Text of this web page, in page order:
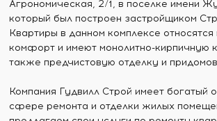
Агрономическая, 2/1, в поселке имени
который был построен застройщиком
Квартиры в данном комплексе относятся
комфорт и имеют монолитно-кирпичную
также предчистовую отделку и
Компания Гудвилл Строй имеет богатый
сфере ремонта и отделки жилых